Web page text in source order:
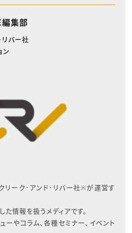
集部
リバー社
ン
リーク･アンド･リバー社※が運営す
情報を扱うメディアです。
ーやコラム、各種セミナー、イベント